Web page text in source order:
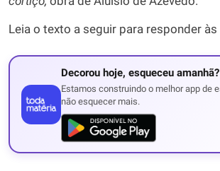
Leia o texto a seguir para responder
Decorou hoje, esqueceu amanhã?
Estamos construindo o melhor app de
não esquecer mais.